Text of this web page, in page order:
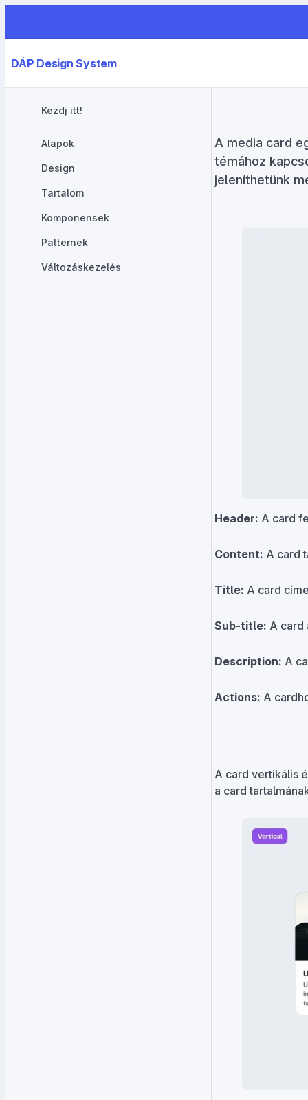
DÁP Design System
Kezdj itt!
Alapok
Design
Tartalom
Komponensek
Patternek
Változáskezelés
A media card
témához
jeleníthetünk
Header: A card
Content: A card
Title: A card
Sub-title: A card
Description: A
Actions: A
A card vertikális
a card